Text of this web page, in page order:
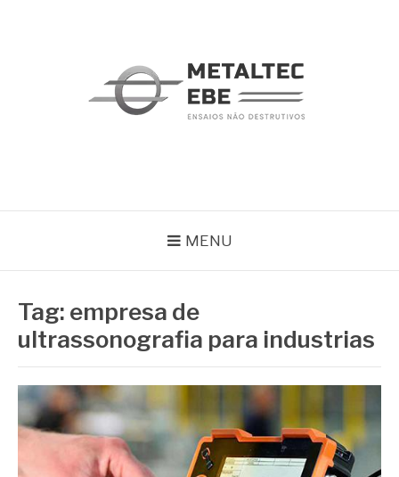
MENU
Tag: empresa de
ultrassonografia para industrias